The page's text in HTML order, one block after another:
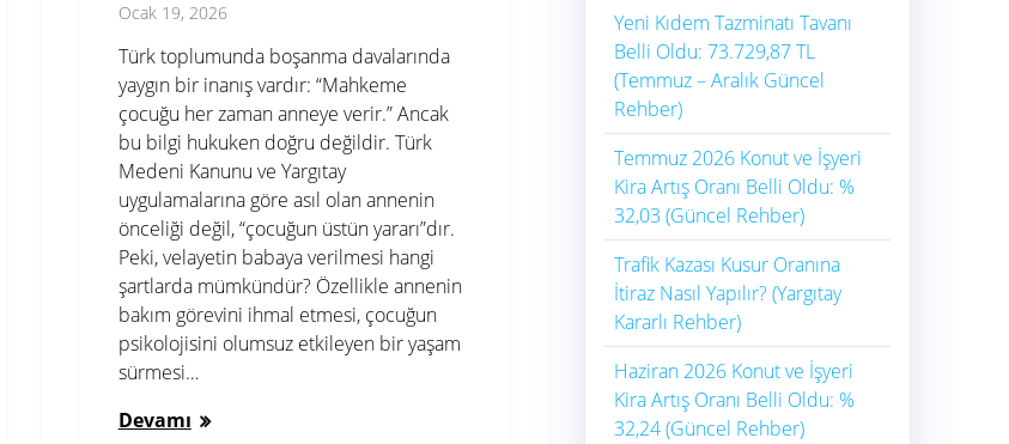
Ocak 19, 2026
Türk toplumunda boşanma davalarında
yaygın bir inanış vardır: “Mahkeme
çocuğu her zaman anneye verir.” Ancak
bu bilgi hukuken doğru değildir. Türk
Medeni Kanunu ve Yargıtay
uygulamalarına göre asıl olan annenin
önceliği değil, “çocuğun üstün yararı”dır.
Peki, velayetin babaya verilmesi hangi
şartlarda mümkündür? Özellikle annenin
bakım görevini ihmal etmesi, çocuğun
psikolojisini olumsuz etkileyen bir yaşam
sürmesi…
Devamı
Yeni Kıdem Tazminatı Tavanı
Belli Oldu: 73.729,87 TL
(Temmuz – Aralık Güncel
Rehber)
Temmuz 2026 Konut ve İşyeri
Kira Artış Oranı Belli Oldu: %
32,03 (Güncel Rehber)
Trafik Kazası Kusur Oranına
İtiraz Nasıl Yapılır? (Yargıtay
Kararlı Rehber)
Haziran 2026 Konut ve İşyeri
Kira Artış Oranı Belli Oldu: %
32,24 (Güncel Rehber)